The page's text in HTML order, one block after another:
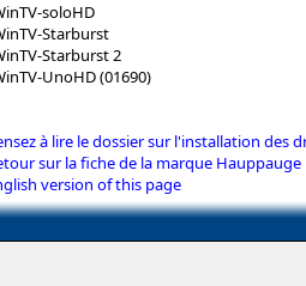
soloHD
Starburst
Starburst 2
UnoHD (01690)
à lire le dossier sur l'installation des
sur la fiche de la marque Hauppauge
version of this page